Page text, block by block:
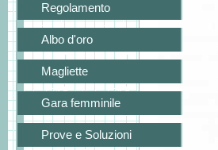
Regolamento
Albo d'oro
Magliette
Gara femminile
Prove e Soluzioni